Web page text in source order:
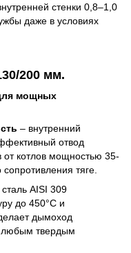
стенки 0,8–1,0
даже в условиях
200 мм.
мощных
– внутренний
отвод
котлов мощностью 35-
тяге.
AISI 309
до 450°C и
дымоход
любым твердым